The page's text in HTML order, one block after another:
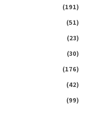
(191)
(51)
(23)
(30)
(176)
(42)
(99)